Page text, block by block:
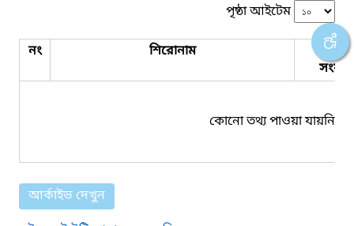
পৃষ্ঠা আইটেম
নং শিরোনাম
কোনো তথ্য পাওয়া যায়নি।
আর্কাইভ দেখুন